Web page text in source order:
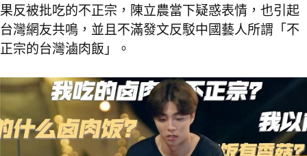
果反被批吃的不正宗，陳立農當下疑惑表情，也引起
台灣網友共鳴，並且不滿發文反駁中國藝人所謂「不
正宗的台灣滷肉飯」。